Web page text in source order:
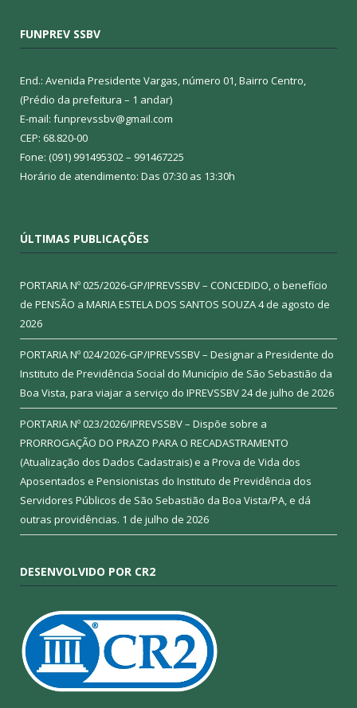
FUNPREV SSBV
End.: Avenida Presidente Vargas, número 01, Bairro Centro,
(Prédio da prefeitura – 1 andar)
E-mail: funprevssbv@gmail.com
CEP: 68.820-00
Fone: (091) 991495302 – 991467225
Horário de atendimento: Das 07:30 as 13:30h
ÚLTIMAS PUBLICAÇÕES
PORTARIA Nº 025/2026-GP/IPREVSSBV – CONCEDIDO, o benefício
de PENSÃO a MARIA ESTELA DOS SANTOS SOUZA4 de agosto de
2026
PORTARIA Nº 024/2026-GP/IPREVSSBV – Designar a Presidente do
Instituto de Previdência Social do Município de São Sebastião da
Boa Vista, para viajar a serviço do IPREVSSBV24 de julho de 2026
PORTARIA Nº 023/2026/IPREVSSBV – Dispõe sobre a
PRORROGAÇÃO DO PRAZO PARA O RECADASTRAMENTO
(Atualização dos Dados Cadastrais) e a Prova de Vida dos
Aposentados e Pensionistas do Instituto de Previdência dos
Servidores Públicos de São Sebastião da Boa Vista/PA, e dá
outras providências. 1 de julho de 2026
DESENVOLVIDO POR CR2